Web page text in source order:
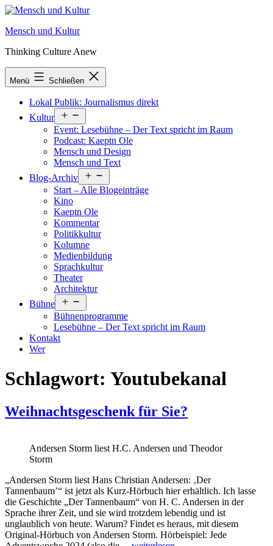
Zum
springen
Mensch und Kultur
Thinking Culture Anew
Menü Schließen
Lokal Publik: Journalismus direkt
Kultur
öffnen
Event: Lesebühne – Der Text spricht im Raum
Podcast: Kaeptn Ole
Mensch und Design
Mensch und Text
Blog-Archiv
öffnen
Start – Alle Blogeinträge
Kino
Kaeptn Ole
Kommentar
Politikkultur
Kolumne
Medienbildung
Sprachkultur
Theater
Architektur
Bühne
öffnen
Bühnenprogramme
Lesebühne – Der Text spricht im Raum
Kontakt
Wer
Schlagwort: Youtubekanal
Weihnachtsgeschenk für Sie?
Andersen Storm liest H.C. Andersen und Theodor
Storm
„Andersen Storm liest Hans Christian Andersen: ‚Der
Tannenbaum’“ ist jetzt als Kurz-Hörbuch hier erhältlich. Ich lasse
die Geschichte „Der Tannenbaum“ von H. C. Andersen in der
Sprache ihrer Zeit, und sie wird trotzdem lebendig und ist
unglaublich von heute. Warum? Findet es heraus, mit diesem
Original-Hörbuch von Andersen Storm. Hörbeispiel: Jede